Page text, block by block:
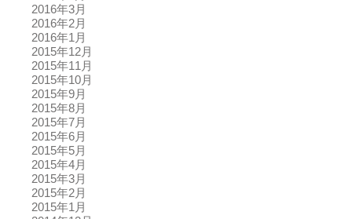
2016年3月
2016年2月
2016年1月
2015年12月
2015年11月
2015年10月
2015年9月
2015年8月
2015年7月
2015年6月
2015年5月
2015年4月
2015年3月
2015年2月
2015年1月